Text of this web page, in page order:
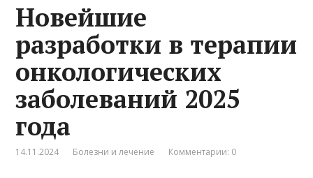
Новейшие
разработки в терапии
онкологических
заболеваний 2025
года
14.11.2024 Болезни и лечение Комментарии: 0